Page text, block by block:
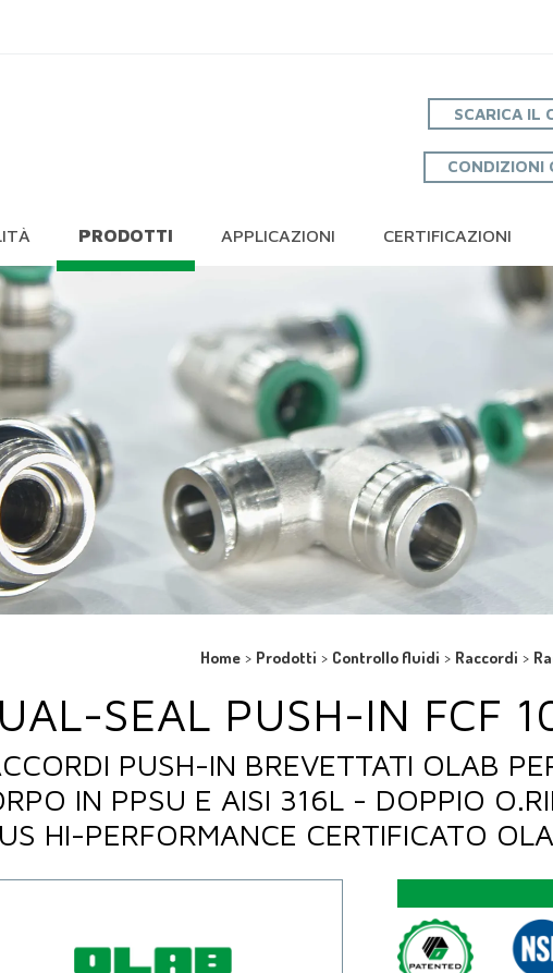
SCARICA IL
CONDIZIONI
PRODOTTI APPLICAZIONI CERTIFICAZIONI
Home > Prodotti > Controllo fluidi > Raccordi >
SEAL PUSH-IN FCF
PUSH-IN BREVETTATI OLAB
IN PPSU E AISI 316L - DOPPIO
HI-PERFORMANCE CERTIFICATO